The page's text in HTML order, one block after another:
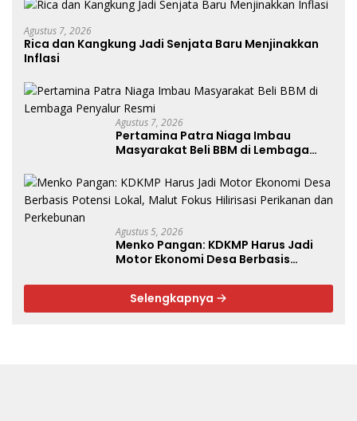
Agustus 7, 2026
Rica dan Kangkung Jadi Senjata Baru Menjinakkan
Inflasi
Agustus 7, 2026
Pertamina Patra Niaga Imbau
Masyarakat Beli BBM di Lembaga
Agustus 5, 2026
Menko Pangan: KDKMP Harus Jadi
Motor Ekonomi Desa Berbasis
Perikanan dan Perkebunan
Selengkapnya